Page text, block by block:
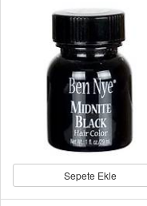
Sepete Ekle